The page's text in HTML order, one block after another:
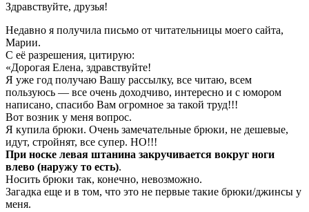
Здравствуйте, друзья!
Недавно я получила письмо от читательницы моего сайта,
Марии.
С её разрешения, цитирую:
«Дорогая Елена, здравствуйте!
Я уже год получаю Вашу рассылку, все читаю, всем
пользуюсь — все очень доходчиво, интересно и с юмором
написано, спасибо Вам огромное за такой труд!!!
Вот возник у меня вопрос.
Я купила брюки. Очень замечательные брюки, не дешевые,
идут, стройнят, все супер. НО!!!
При носке левая штанина закручивается вокруг ноги
влево (наружу то есть).
Носить брюки так, конечно, невозможно.
Загадка еще и в том, что это не первые такие брюки/джинсы у
меня.